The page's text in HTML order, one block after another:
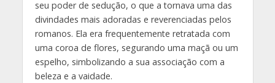
seu poder de sedução, o que a tornava uma das
divindades mais adoradas e reverenciadas pelos
romanos. Ela era frequentemente retratada com
uma coroa de flores, segurando uma maçã ou um
espelho, simbolizando a sua associação com a
beleza e a vaidade.